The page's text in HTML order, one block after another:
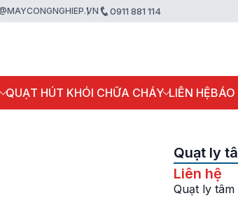
0911 881 114
QUẠT HÚT KHÓI CHỮA CHÁY LIÊN HỆBÁO
Quạt ly
Liên hệ
Quạt ly